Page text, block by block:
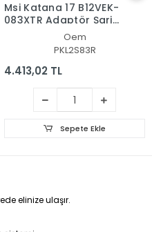
Msi Katana 17 B12VEK-
083XTR Adaptör Şarj
Aleti-CihazıOem
PKL2S83R
4.413,02 TL
Sepete Ekle
elinize ulaşır.